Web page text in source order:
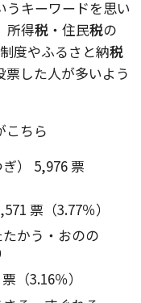
うキーワードを思い
所得税 ・住民税の
度やふるさと納税
した人が多いよう
こちら
） 5,976 票
票（3.77％）
かう・おのの
（3.16％）